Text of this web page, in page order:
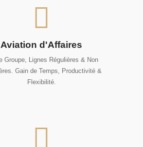
Aviation d'Affaires
Groupe, Lignes Régulières & Non
Gain de Temps, Productivité &
Flexibilité.